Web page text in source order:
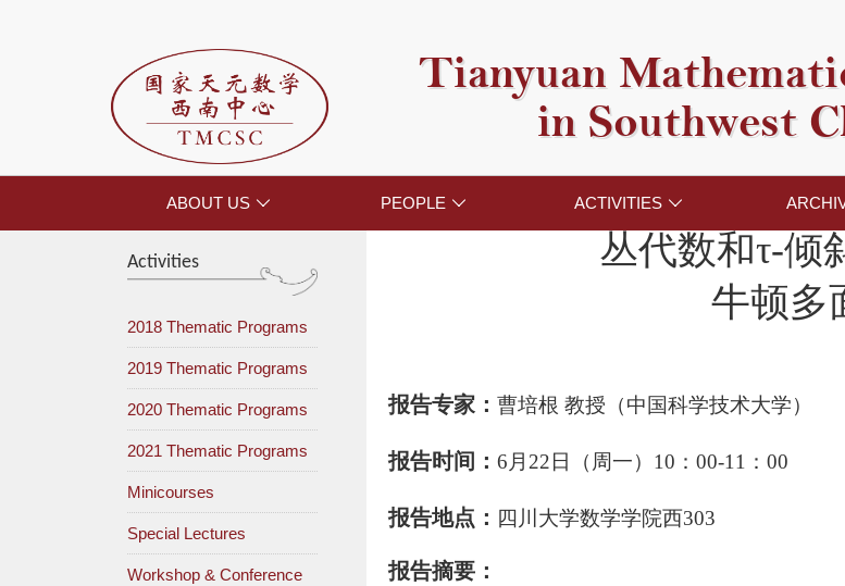
Tianyuan
in Southwest
ABOUT US  PEOPLE  ACTIVITIES 
Activities
2018 Thematic Programs
2019 Thematic Programs
2020 Thematic Programs
2021 Thematic Programs
Minicourses
Special Lectures
Workshop & Conference
丛代数和τ-倾
牛顿多
报告专家： 曹培根 教授（中国科学技术大学）
报告时间： 6月22日（周一）10：00-11：00
报告地点： 四川大学数学学院西303
报告摘要：